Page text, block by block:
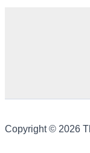
Copyright © 2026